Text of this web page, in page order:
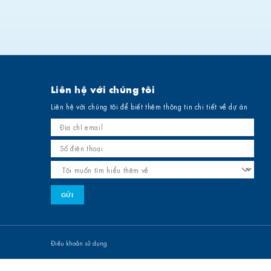
Liên hệ với chúng tôi
Liên hệ với chúng tôi để biết thêm thông tin chi tiết về dự án
Điều khoản sử dụng